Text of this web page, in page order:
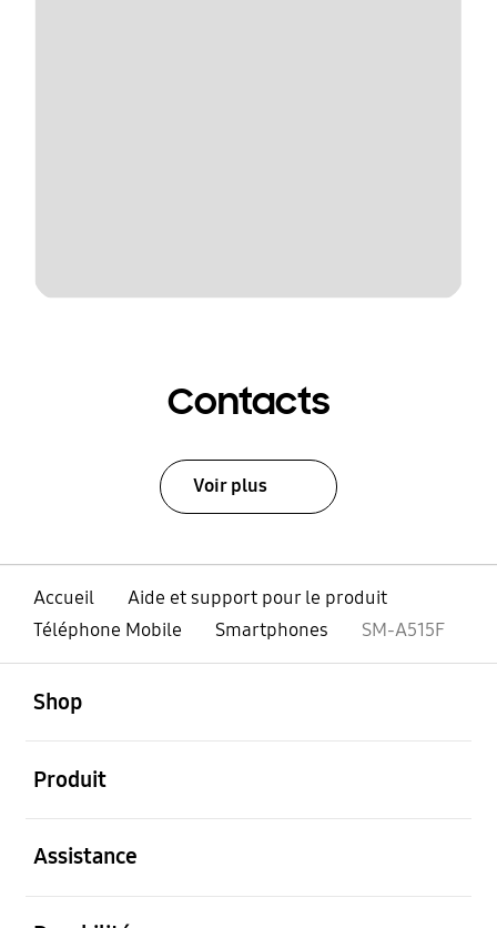
Contacts
Voir plus
Accueil
Aide et support pour le produit
Téléphone Mobile
Smartphones SM-A515F
Shop
Produit
Assistance